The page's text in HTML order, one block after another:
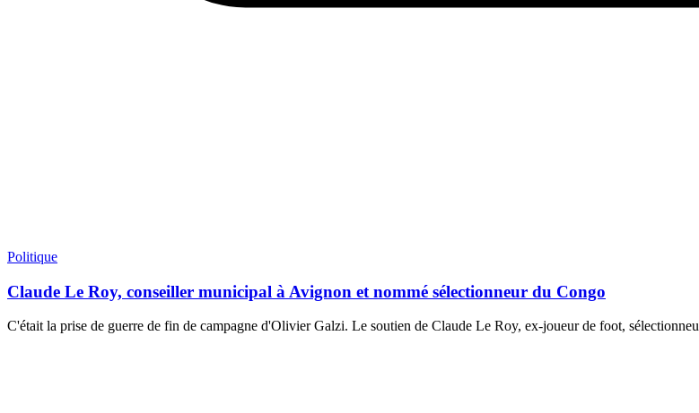
Politique
Claude Le Roy, conseiller municipal à Avignon et nommé sélectionneur du Congo
C'était la prise de guerre de fin de campagne d'Olivier Galzi. Le soutien de Claude Le Roy, ex-joueur de foot,